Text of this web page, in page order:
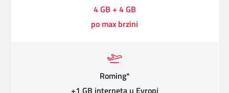
4 GB + 4 GB
po max brzini
Roming*
+1 GB interneta u Evropi